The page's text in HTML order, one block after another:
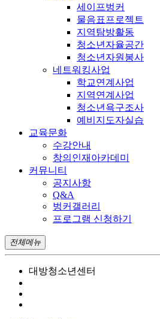
세이프벙커
물음표프로젝트
지역탐방활동
청소년자율공간
청소년자원봉사
네트워킹사업
학교연계사업
지역연계사업
청소년욕구조사
예비지도자실습
교육문화
수강안내
창의인재아카데미
커뮤니티
공지사항
Q&A
벙커갤러리
프로그램 신청하기
전체메뉴
대방청소년센터